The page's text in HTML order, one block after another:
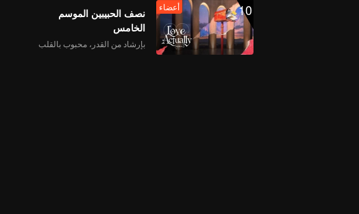
10 أعضاء
نصف الحبيبين الموسم
الخامس
بإرشاد من القدر، محبوب بالقلب